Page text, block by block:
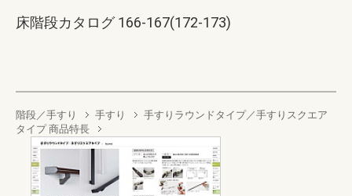
床階段カタログ 166-167(172-173)
階段／手すり 手すり
手すりラウンドタイプ／手すりスクエア
タイプ 商品特長